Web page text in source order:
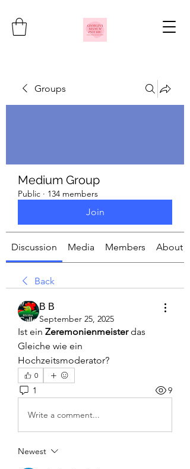
Groups
Medium Group
Public · 134 members
Join
Discussion Media Members About
Back
В В
September 25, 2025
Ist ein Zeremonienmeister das
Gleiche wie ein
Hochzeitsmoderator?
0
1 9
Write a comment...
Newest